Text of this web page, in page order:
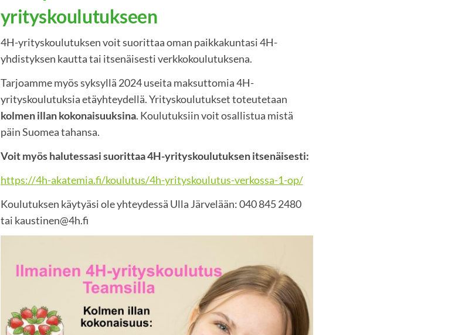
yrityskoulutukseen
4H-yrityskoulutuksen voit suorittaa oman paikkakuntasi 4H-
yhdistyksen kautta tai itsenäisesti verkkokoulutuksena.
Tarjoamme myös syksyllä 2024 useita maksuttomia 4H-
yrityskoulutuksia etäyhteydellä. Yrityskoulutukset toteutetaan
kolmen illan kokonaisuuksina. Koulutuksiin voit osallistua mistä
päin Suomea tahansa.
Voit myös halutessasi suorittaa 4H-yrityskoulutuksen itsenäisesti:
https://4h-akatemia.fi/koulutus/4h-yrityskoulutus-verkossa-1-op/
Koulutuksen käytyäsi ole yhteydessä Ulla Järvelään: 040 845 2480
tai kaustinen@4h.fi